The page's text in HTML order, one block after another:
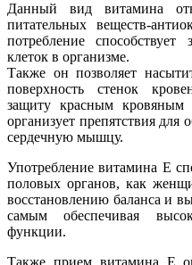
Данный вид витамина
питательных веществ-
потребление способствует
клеток в организме.
Также он позволяет
поверхность стенок
защиту красным кровяным
организует препятствия для
сердечную мышцу.
Употребление витамина E
половых органов, как
восстановлению баланса и
самым обеспечивая
функции.